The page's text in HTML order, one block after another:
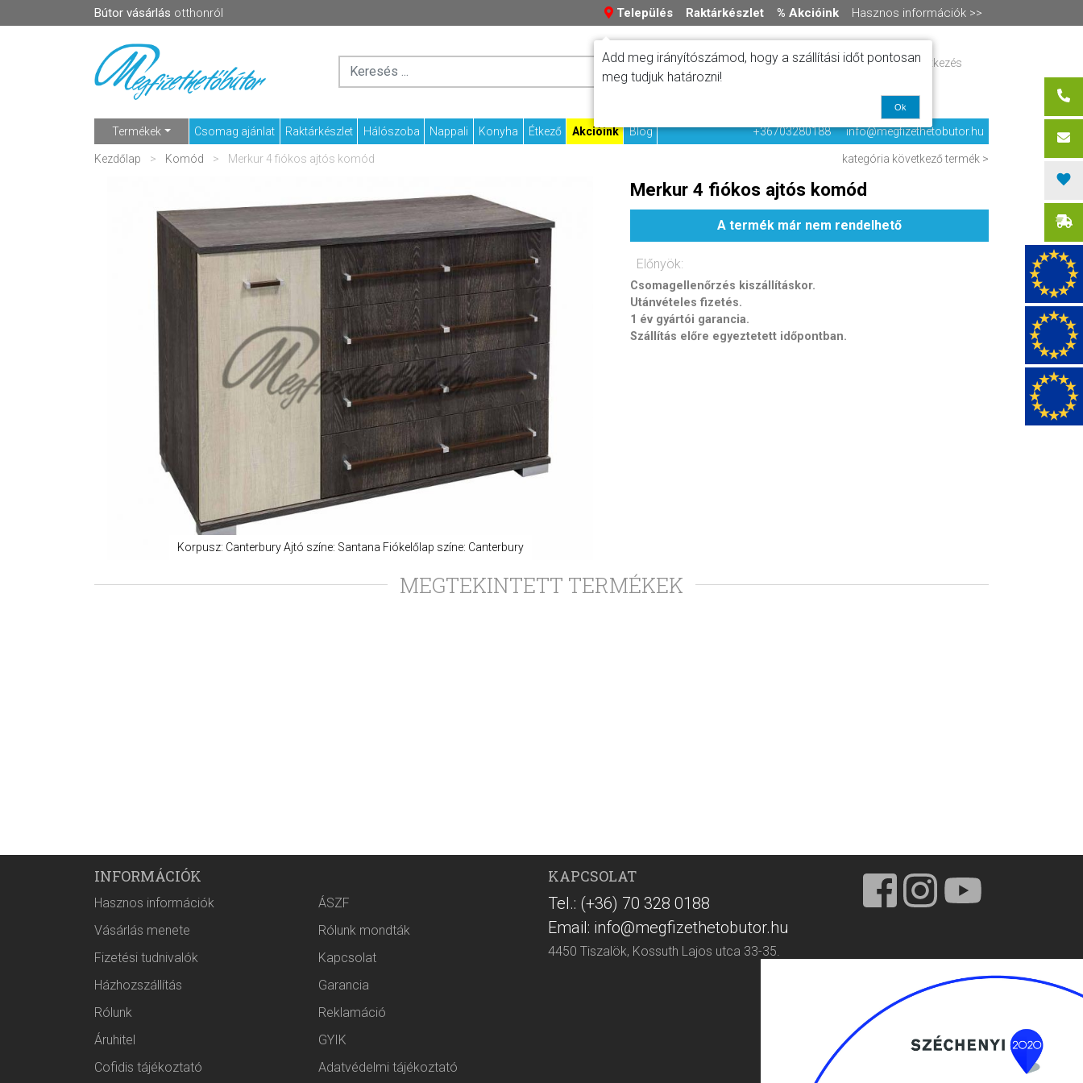
Bútor vásárlás otthonról Település Raktárkészlet % Akcióink Hasznos információk >>
Szállítás
Fizetési tudnivalók
Regisztráció / bejelentkezés
Termékek Csomag ajánlat Raktárkészlet Hálószoba Nappali Konyha Étkező Akcióink Blog +36703280188 info@megfizethetobutor.hu
Kezdőlap Komód Merkur 4 fiókos ajtós komód kategória következő termék >
Korpusz: Canterbury Ajtó színe: Santana Fiókelőlap színe: Canterbury
Merkur 4 fiókos ajtós komód
A termék már nem rendelhető
Előnyök:
Csomagellenőrzés kiszállításkor.
Utánvételes fizetés.
1 év gyártói garancia.
Szállítás előre egyeztetett időpontban.
MEGTEKINTETT TERMÉKEK
INFORMÁCIÓK
Hasznos információk
ÁSZF
Vásárlás menete
Rólunk mondták
Fizetési tudnivalók
Kapcsolat
Házhozszállítás
Garancia
Rólunk
Reklamáció
Áruhitel
GYIK
Cofidis tájékoztató
Adatvédelmi tájékoztató
KAPCSOLAT
Tel.: (+36) 70 328 0188
Email: info@megfizethetobutor.hu
4450 Tiszalök, Kossuth Lajos utca 33-35.
Add meg irányítószámod, hogy a szállítási időt pontosan
meg tudjuk határozni!
Ok